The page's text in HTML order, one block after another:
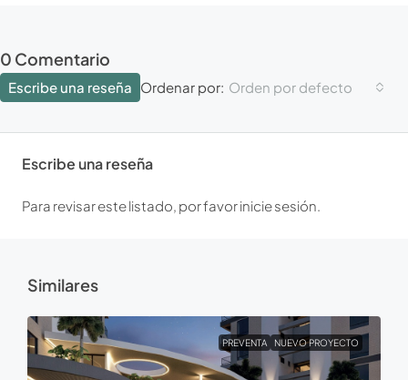
0 Comentario
Ordenar por: Orden por defecto
Escribe una reseña
Escribe una reseña
Para revisar este listado, por favor inicie sesión.
Similares
PREVENTA NUEVO PROYECTO